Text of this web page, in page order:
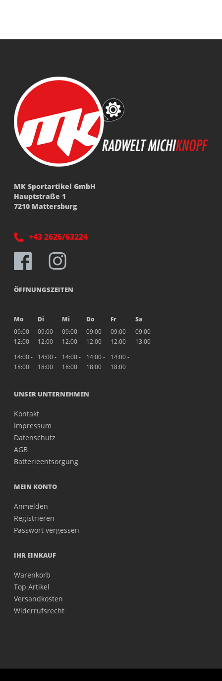
MK Sportartikel GmbH
Hauptstraße 1
7210 Mattersburg
+43 2626/63224
ÖFFNUNGSZEITEN
Mo Di Mi Do Fr
Sa
09:00 -
12:00
09:00 -
12:00
09:00 -
12:00
09:00 -
12:00
09:00 -
12:00
09:00 -
13:00
14:00 -
18:00
14:00 -
18:00
14:00 -
18:00
14:00 -
18:00
14:00 -
18:00
UNSER UNTERNEHMEN
Kontakt
Impressum
Datenschutz
AGB
Batterieentsorgung
MEIN KONTO
Anmelden
Registrieren
Passwort vergessen
IHR EINKAUF
Warenkorb
Top Artikel
Versandkosten
Widerrufsrecht